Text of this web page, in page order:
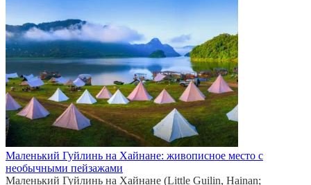
Маленький Гуйлинь на Хайнане: живописное место с
необычными пейзажами
Маленький Гуйлинь на Хайнане (Little Guilin, Hainan;